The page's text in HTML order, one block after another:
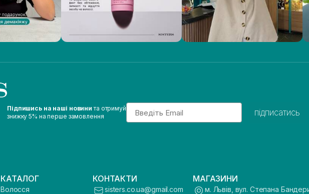
Підпишись на наші новини та отримуй
знижку 5% на перше замовлення
Email
підписатись
КАТАЛОГ
Волосся
КОНТАКТИ
sisters.co.ua@gmail.com
МАГАЗИНИ
м. Львів, вул. Степана